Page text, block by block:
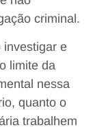
criminal.
investigar e
limite da
nessa
quanto o
trabalhem